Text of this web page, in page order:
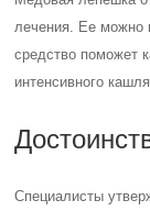
лечения. Ее можно
средство поможет
интенсивного
Специалисты